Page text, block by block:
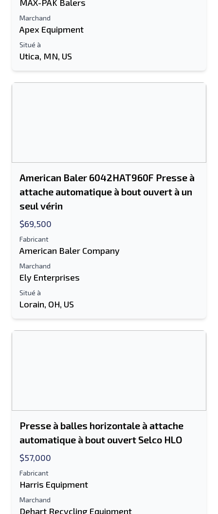
MAX-PAK Balers
Marchand
Apex Equipment
Situé à
Utica, MN, US
American Baler 6042HAT960F Presse à
attache automatique à bout ouvert à un
seul vérin
$69,500
Fabricant
American Baler Company
Marchand
Ely Enterprises
Situé à
Lorain, OH, US
Presse à balles horizontale à attache
automatique à bout ouvert Selco HLO
$57,000
Fabricant
Harris Equipment
Marchand
Dehart Recycling Equipment